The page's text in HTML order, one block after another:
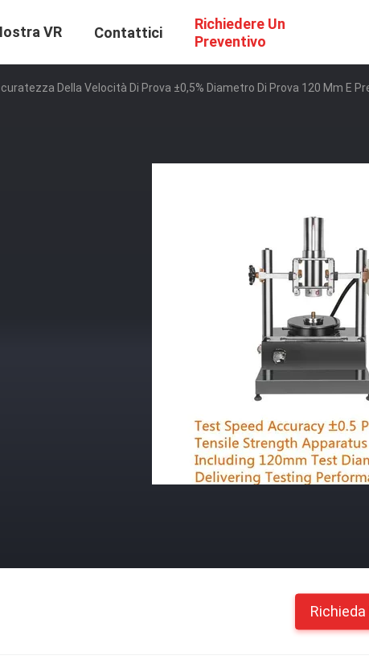
VR Contattici
Richiedere Un
Preventivo
Della Velocità Di Prova ±0,5% Diametro Di Prova 120 Mm E